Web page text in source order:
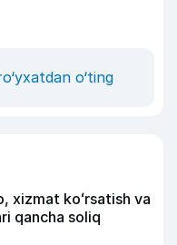
o‘ting
xizmat koʻrsatish va
qancha soliq